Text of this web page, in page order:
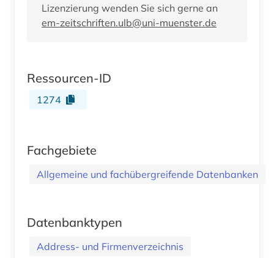
Lizenzierung wenden Sie sich gerne an
em-zeitschriften.ulb@uni-muenster.de
Ressourcen-ID
1274
Fachgebiete
Allgemeine und fachübergreifende Datenbanken
Datenbanktypen
Address- und Firmenverzeichnis